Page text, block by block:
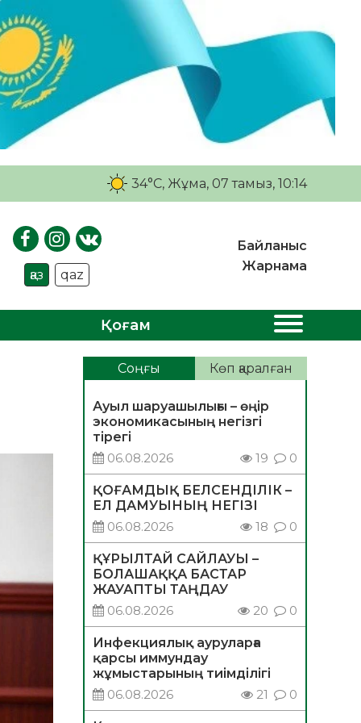
34°C, Жұма, 07 тамыз, 10:14
қаз qaz
Байланыс
Жарнама
Қоғам
Соңғы Көп қаралған
Ауыл шаруашылығы – өңір
экономикасының негізгі
тірегі
06.08.2026
19 0
ҚОҒАМДЫҚ БЕЛСЕНДІЛІК –
ЕЛ ДАМУЫНЫҢ НЕГІЗІ
06.08.2026
18 0
ҚҰРЫЛТАЙ САЙЛАУЫ –
БОЛАШАҚҚА БАСТАР
ЖАУАПТЫ ТАҢДАУ
06.08.2026
20 0
Инфекциялық ауруларға
қарсы иммундау
жұмыстарының тиімділігі
06.08.2026
21 0